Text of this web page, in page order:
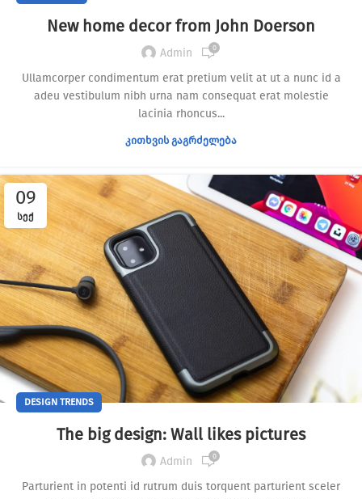
New home decor from John Doerson
Admin 0
Ullamcorper condimentum erat pretium velit at ut a nunc id a
adeu vestibulum nibh urna nam consequat erat molestie
lacinia rhoncus...
ᲙᲘᲗᲮᲕᲘᲡ ᲒᲐᲒᲠᲫᲔᲚᲔᲑᲐ
09
ᲡᲔᲥ
DESIGN TRENDS
The big design: Wall likes pictures
Admin 0
Parturient in potenti id rutrum duis torquent parturient sceler